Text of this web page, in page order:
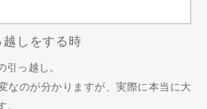
しをする時
引っ越し。
なのが分かりますが、実際に本当に大